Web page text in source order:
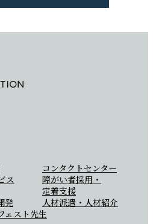
コンタクトセンター
ス
障がい者採用・
定着支援
発
人材派遣・人材紹介
ェスト先生